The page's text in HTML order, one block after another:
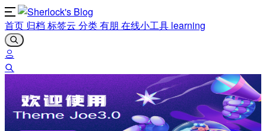
首页 归档 标签云 分类有朋 在线小工具 learning